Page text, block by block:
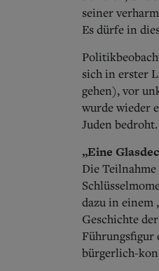
seiner
Es dürfe in
sich in erster
gehen), vor
wurde wieder
Juden bedroht.
„Eine
Die
dazu in einem
Geschichte
Führungsfigur
bürgerlich-